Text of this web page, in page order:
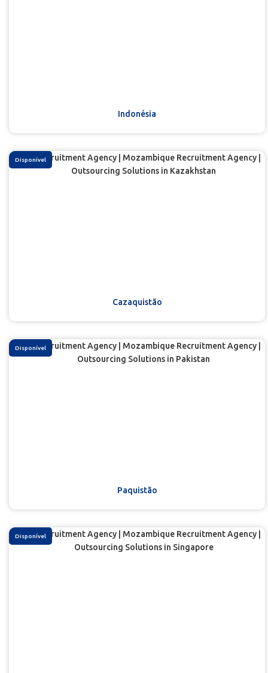
Indonésia
Cazaquistão
Disponível
Paquistão
Disponível
Disponível